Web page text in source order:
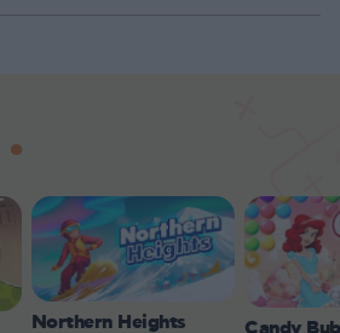
Northern Heights